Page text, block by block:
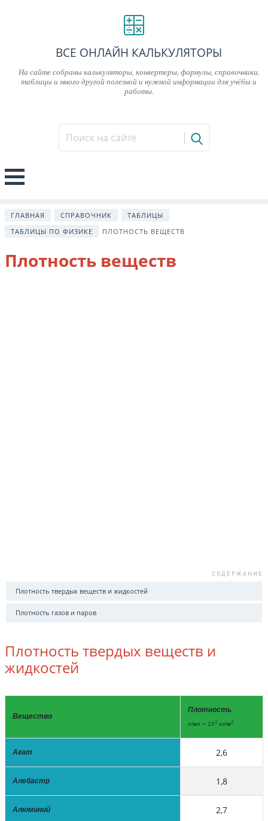
ВСЕ ОНЛАЙН КАЛЬКУЛЯТОРЫ
На сайте собраны калькуляторы, конвертеры, формулы, справочники,
таблицы и много другой полезной и нужной информации для учёбы и
работы.
ГЛАВНАЯ СПРАВОЧНИК
ТАБЛИЦЫ
ТАБЛИЦЫ ПО ФИЗИКЕ
ПЛОТНОСТЬ ВЕЩЕСТВ
Плотность веществ
Плотность твердых веществ и жидкостей
Плотность газов и паров
Плотность твердых веществ и
жидкостей
Вещество
Плотность
г/мл = 103 кг/м3
Агат 2,6
Алебастр 1,8
Алюминий 2,7